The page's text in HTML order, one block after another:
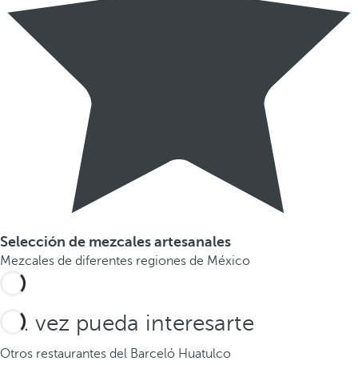
Selección de mezcales artesanales
Mezcales de diferentes regiones de México
Tal vez pueda interesarte
Otros restaurantes del Barceló Huatulco